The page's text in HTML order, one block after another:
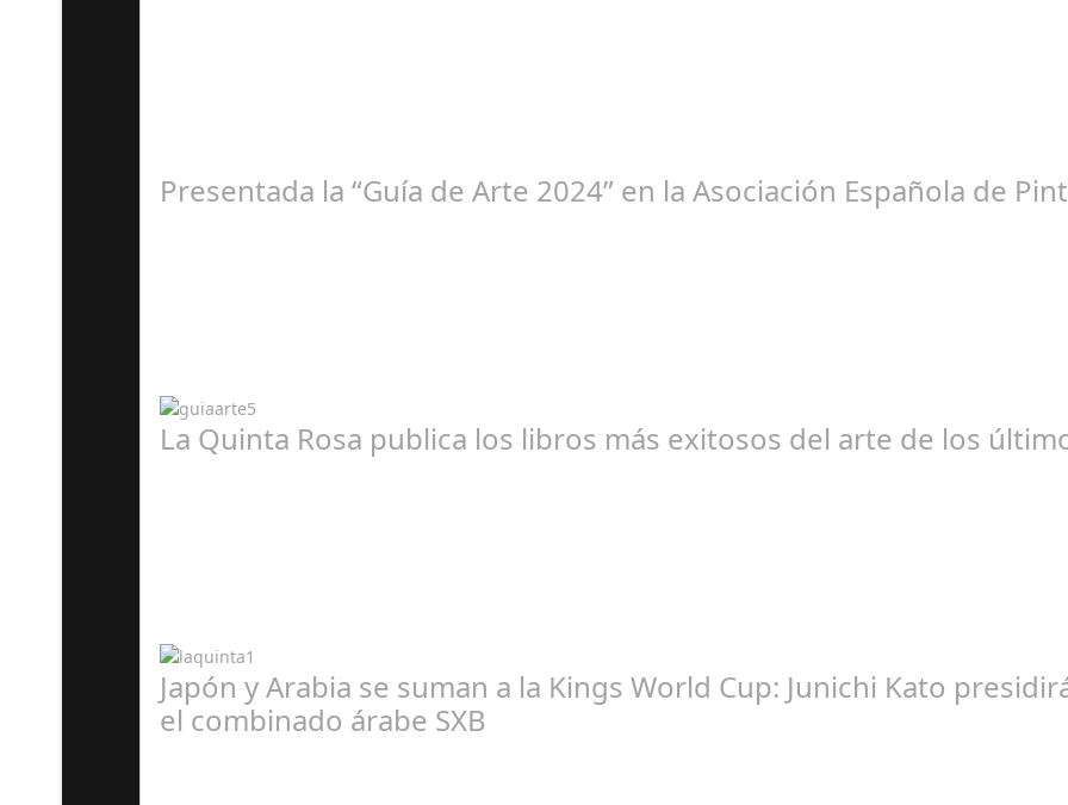
Presentada la “Guía de Arte 2024” en la Asociación Española de
La Quinta Rosa publica los libros más exitosos del arte de los
Japón y Arabia se suman a la Kings World Cup: Junichi Kato
el combinado árabe SXB